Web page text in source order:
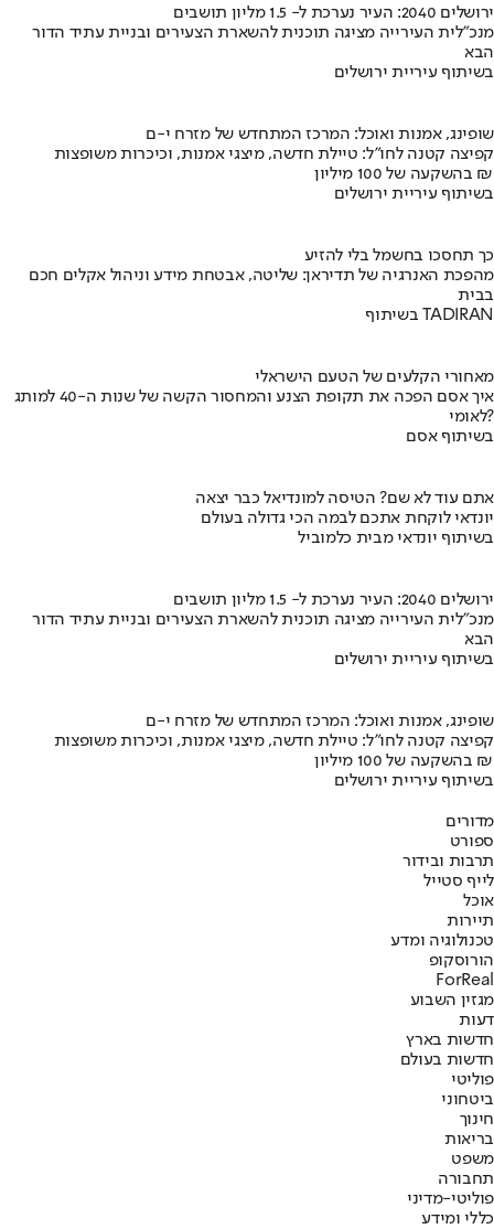
ירושלים 2040: העיר נערכת ל- 1.5 מליון תושבים
מנכ"לית העירייה מציגה תוכנית להשארת הצעירים ובניית עתיד הדור
הבא
בשיתוף עיריית ירושלים
שופינג, אמנות ואוכל: המרכז המתחדש של מזרח י-ם
קפיצה קטנה לחו"ל: טיילת חדשה, מיצגי אמנות, וכיכרות משופצות
בהשקעה של 100 מיליון ₪
בשיתוף עיריית ירושלים
כך תחסכו בחשמל בלי להזיע
מהפכת האנרגיה של תדיראן: שליטה, אבטחת מידע וניהול אקלים חכם
בבית
בשיתוף TADIRAN
מאחורי הקלעים של הטעם הישראלי
איך אסם הפכה את תקופת הצנע והמחסור הקשה של שנות ה-40 למותג
לאומי?
בשיתוף אסם
אתם עוד לא שם? הטיסה למונדיאל כבר יצאה
יונדאי לוקחת אתכם לבמה הכי גדולה בעולם
בשיתוף יונדאי מבית כלמוביל
ירושלים 2040: העיר נערכת ל- 1.5 מליון תושבים
מנכ"לית העירייה מציגה תוכנית להשארת הצעירים ובניית עתיד הדור
הבא
בשיתוף עיריית ירושלים
שופינג, אמנות ואוכל: המרכז המתחדש של מזרח י-ם
קפיצה קטנה לחו"ל: טיילת חדשה, מיצגי אמנות, וכיכרות משופצות
בהשקעה של 100 מיליון ₪
בשיתוף עיריית ירושלים
מדורים
ספורט
תרבות ובידור
לייף סטייל
אוכל
תיירות
טכנולוגיה ומדע
הורוסקופ
ForReal
מגזין השבוע
דעות
חדשות בארץ
חדשות בעולם
פוליטי
ביטחוני
חינוך
בריאות
משפט
תחבורה
פוליטי-מדיני
כללי ומידע